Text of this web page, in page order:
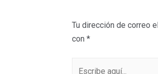
Tu dirección de correo
con *